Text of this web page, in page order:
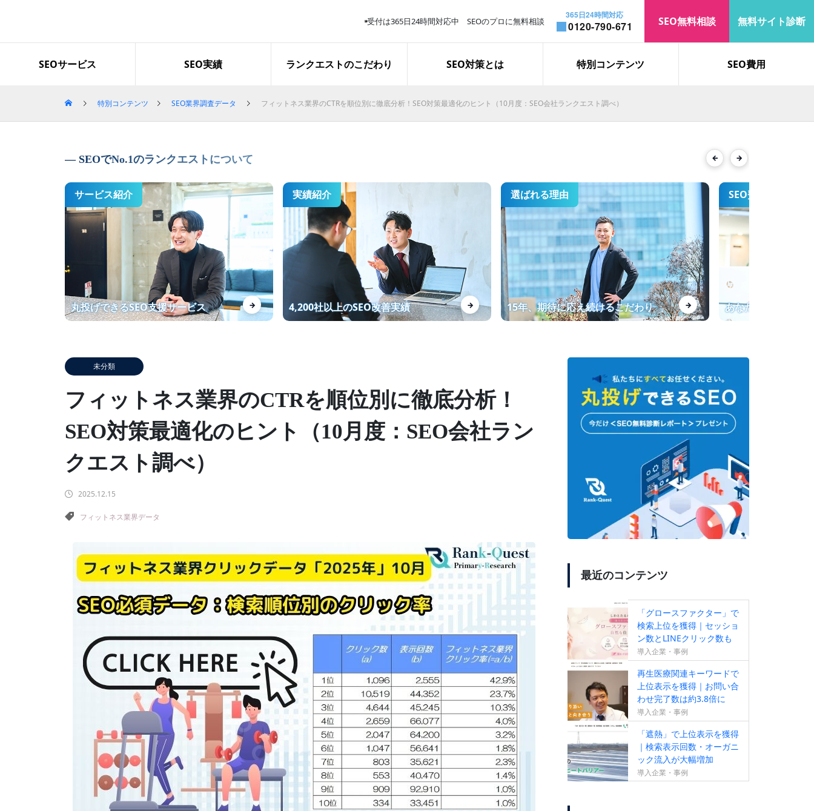
受付は365日24時間対応中 SEOのプロに無料相談
365日24時間対応
0120-790-671 SEO無料相談 無料サイト診断
SEOサービス SEO実績 ランクエストのこだわり SEO対策とは 特別コンテンツ SEO費用
「グロースファクター」で検索
上位を獲得｜セッション数とLI
再生医療関連キーワードで上位
表示を獲得｜お問い合わせ完了
「遮熱」で上位表示を獲得｜検
索表示回数・オーガニック流入
Googleのコアアップデートの影
響による順位下落から1か月で2
位まで回復
施策開始１か月で「業務用エア
コン 東京」１位表示を獲得
「ロブロックス 制作会社」で検
索2位を獲得した、SEO対策の
事例
分析に納得感があります！ 上位
化したKWの安定にも期待して
資料制作代行KWで1位獲得！お
問い合わせ数増加！
【インタビュー】一般キーワー
ドからの流入が飛躍的に増加！
【自社事例】ランクエストがSE
O導入事例数を増やして得られ
た効果を紹介！
マーケティング戦略の設計から
SEOを意識したWEBサイト制作
までワンストップで対応
指名検索が上位表示されない課
題を改善
か？？
【最強のプロライター塾】SEO
会社運営のライター育成オンラ
インサロン
のインスタグラム運用代行
【無料配布中！】Instagram運
用のお作法105選 応募フォー
ム
【SEO成果が出ていない方必
見！】無料SEOセカンドオピニ
オンサービスのお知らせ
0120-790-671/070-2495-3303
からの着信はランクエストにお
問合せ頂いたSEO対策サービス
についてのお電話です！
Web集客支援のコンサルティン
グサービスのお知らせ
【新サービス】成果報酬型リス
ティング広告のお知らせ
【無料で求人掲載ができる？】i
ndeed（インディード）を使っ
た採用強化
自発的PDCAによる対策品質改
善【ランクエストSEO】
すべての作業がオールインワン
特別コンテンツ SEO業界調査データ フィットネス業界のCTRを順位別に徹底分析！SEO対策最適化のヒント（10月度：SEO会社ランクエスト調べ）
SEOでNo.1のランクエストについて Previous
サービス紹介
丸投げできるSEO支援サービス →
実績紹介
4,200社以上のSEO改善実績 →
選ばれる理由
15年、期待に応え続けるこだわり →
SEO費用
あなたの会社専用
Next
未分類
フィットネス業界のCTRを順位別に徹底分析！
SEO対策最適化のヒント（10月度：SEO会社ラン
クエスト調べ）
2025.12.15
フィットネス業界データ
最近のコンテンツ
「グロースファクター」で
検索上位を獲得｜セッショ
ン数とLINEクリック数も
増加
導入企業・事例
再生医療関連キーワードで
上位表示を獲得｜お問い合
わせ完了数は約3.8倍に
導入企業・事例
「遮熱」で上位表示を獲得
｜検索表示回数・オーガニ
ック流入が大幅増加
導入企業・事例